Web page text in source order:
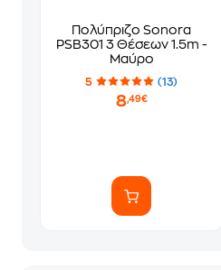
Πολύπριζο Sonora
PSB301 3 Θέσεων 1.5m -
Μαύρο
5 (13)
8,49€